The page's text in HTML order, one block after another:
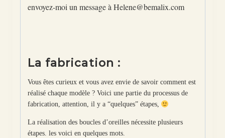
envoyez-moi un message à Helene@bemalix.com
La fabrication :
Vous êtes curieux et vous avez envie de savoir comment est
réalisé chaque modèle ? Voici une partie du processus de
fabrication, attention, il y a “quelques” étapes,
La réalisation des boucles d’oreilles nécessite plusieurs
étapes. les voici en quelques mots.